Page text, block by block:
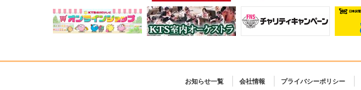
お知らせ一覧 会社情報 プライバシーポリシー